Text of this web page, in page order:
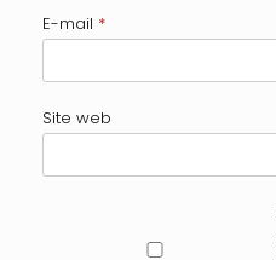
E-mail *
Site web